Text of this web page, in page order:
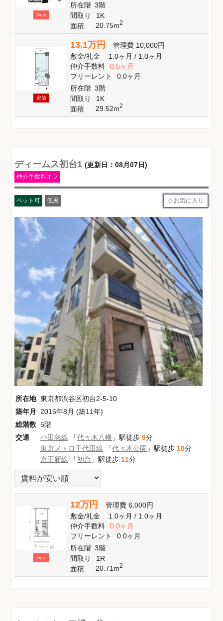
New
所在階 3階
間取り
1K
面積
20.75m2
定借
13.1万円 管理費 10,000円
敷金/礼金 1.0ヶ月/ 1.0ヶ月
仲介手数料
0.5ヶ月
フリーレント
0.0ヶ月
所在階 3階
間取り
1K
面積
29.52m2
ディームス初台1 (更新日：08月07日)
仲介手数料オフ
ペット可 低層 お気に入り
所在地 東京都渋谷区初台2-5-10
築年月
2015年8月 (築11年)
総階数 5階
交通
小田急線 「代々木八幡 」駅徒歩 9分
東京メトロ千代田線 「代々木公園 」駅徒歩 10分
京王新線 「初台 」駅徒歩 11分
New
12万円 管理費 6,000円
敷金/礼金 1.0ヶ月/ 1.0ヶ月
仲介手数料
0.0ヶ月
フリーレント
0.0ヶ月
所在階 3階
間取り
1R
面積
20.71m2